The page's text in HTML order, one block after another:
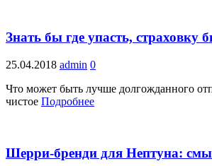
Знать бы где упасть, страховку
25.04.2018 admin 0
Что может быть лучше долгожданного
чистое Подробнее
Шерри-бренди для Нептуна: